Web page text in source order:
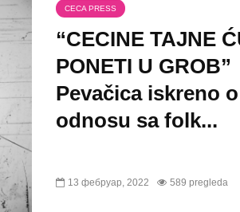
CECA PRESS
“CECINE TAJNE
PONETI U GROB”
Pevačica iskreno o
odnosu sa folk...
13 фебруар, 2022 589 pregleda